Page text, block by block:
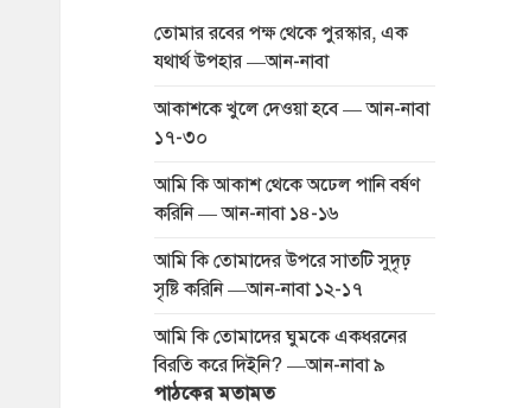
তোমার রবের পক্ষ থেকে পুরস্কার, এক
যথার্থ উপহার —আন-নাবা
আকাশকে খুলে দেওয়া হবে — আন-নাবা
১৭-৩০
আমি কি আকাশ থেকে অঢেল পানি বর্ষণ
করিনি — আন-নাবা ১৪-১৬
আমি কি তোমাদের উপরে সাতটি সুদৃঢ়
সৃষ্টি করিনি —আন-নাবা ১২-১৭
আমি কি তোমাদের ঘুমকে একধরনের
বিরতি করে দিইনি? —আন-নাবা ৯
পাঠকের মতামত